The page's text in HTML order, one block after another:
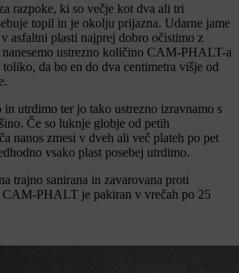
razpoke, ki so večje kot dva ali tri
topil in je okolju prijazna. Udarne jame
asfaltni plasti najprej dobro očistimo z
nanesemo ustrezno količino CAM-PHALT-a
da bo en do dva centimetra višje od
in utrdimo ter jo tako ustrezno izravnamo s
Če so luknje globje od petih
nanos zmesi v dveh ali več plateh po pet
vsako plast posebej utrdimo.
trajno sanirana in zavarovana proti
CAM-PHALT je pakiran v vrečah po 25